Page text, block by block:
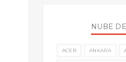
NUBE
ACER ANKARA